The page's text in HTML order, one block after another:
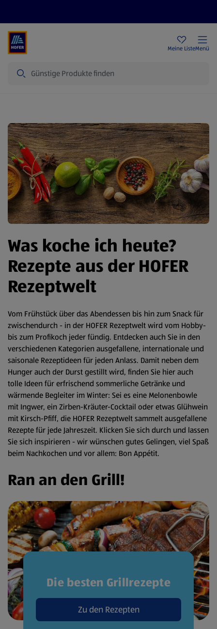
Meine ListeMenü
Was koche ich heute?
Rezepte aus der HOFER
Rezeptwelt
Vom Frühstück über das Abendessen bis hin zum Snack für
zwischendurch - in der HOFER Rezeptwelt wird vom Hobby-
bis zum Profikoch jeder fündig. Entdecken auch Sie in den
verschiedenen Kategorien ausgefallene, internationale und
saisonale Rezeptideen für jeden Anlass. Damit neben dem
Hunger auch der Durst gestillt wird, finden Sie hier auch
tolle Ideen für erfrischend sommerliche Getränke und
wärmende Begleiter im Winter: Sei es eine Melonenbowle
mit Ingwer, ein Zirben-Kräuter-Cocktail oder etwas Glühwein
mit Kirsch-Pfiff, die HOFER Rezeptwelt sammelt ausgefallene
Rezepte für jede Jahreszeit. Klicken Sie sich durch und lassen
Sie sich inspirieren - wir wünschen gutes Gelingen, viel Spaß
beim Nachkochen und vor allem: Bon Appétit.
Ran an den Grill!
Die besten Grillrezepte
Zu den Rezepten